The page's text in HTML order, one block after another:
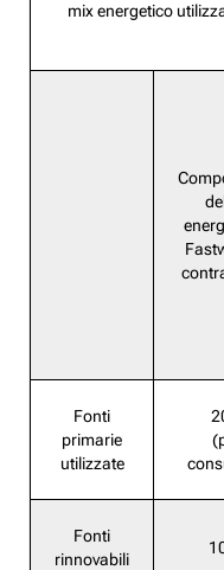
mix energetico
Fonti
primarie
utilizzate
Fonti
rinnovabili